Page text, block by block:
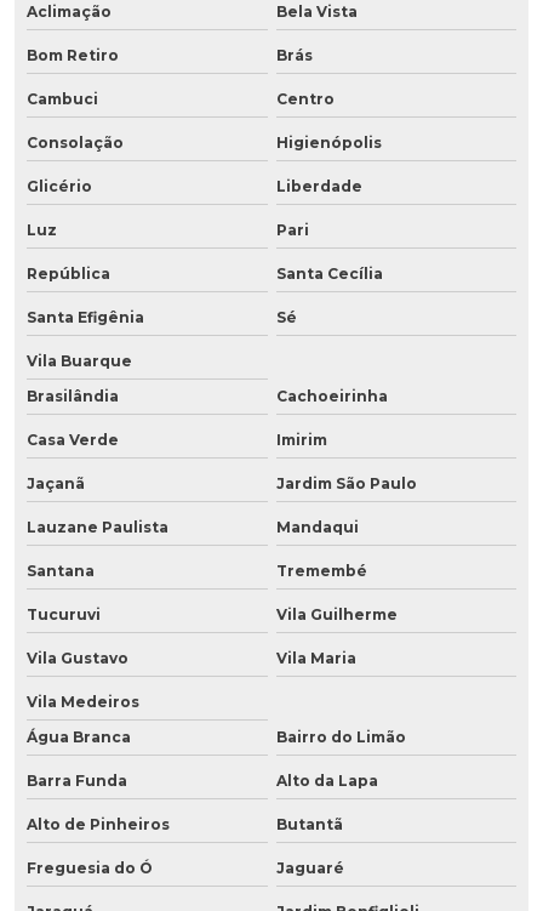
Aclimação Bela Vista
Bom Retiro Brás
Cambuci Centro
Consolação Higienópolis
Glicério Liberdade
Luz Pari
República Santa Cecília
Santa Efigênia Sé
Vila Buarque
Brasilândia
Cachoeirinha
Casa Verde Imirim
Jaçanã Jardim São Paulo
Lauzane Paulista Mandaqui
Santana Tremembé
Tucuruvi Vila Guilherme
Vila Gustavo Vila Maria
Vila Medeiros
Água Branca
Bairro do Limão
Barra Funda Alto da Lapa
Alto de Pinheiros Butantã
Freguesia do Ó Jaguaré